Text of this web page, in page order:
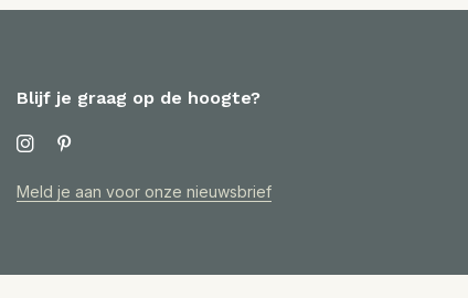
Blijf je graag op de hoogte?
Meld je aan voor onze nieuwsbrief